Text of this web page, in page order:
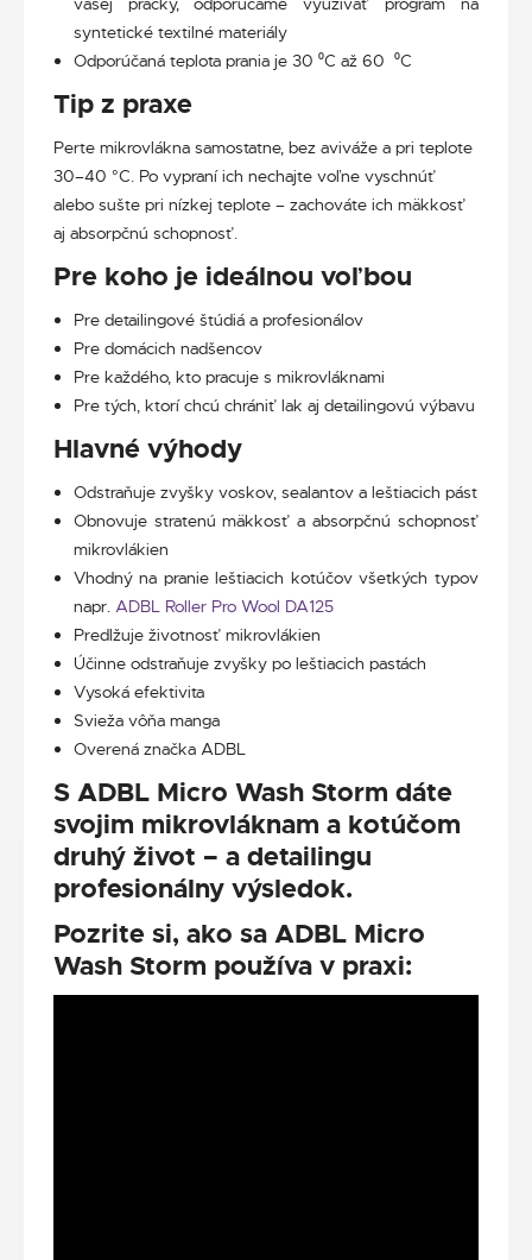
syntetické textilné materiály
Odporúčaná teplota prania je 30 ⁰C až 60 ⁰C
Tip z praxe
Perte mikrovlákna samostatne, bez aviváže a pri teplote
30–40 °C. Po vypraní ich nechajte voľne vyschnúť
alebo sušte pri nízkej teplote – zachováte ich mäkkosť
aj absorpčnú schopnosť.
Pre koho je ideálnou voľbou
Pre detailingové štúdiá a profesionálov
Pre domácich nadšencov
Pre každého, kto pracuje s mikrovláknami
Pre tých, ktorí chcú chrániť lak aj detailingovú výbavu
Hlavné výhody
Odstraňuje zvyšky voskov, sealantov a leštiacich pást
Obnovuje stratenú mäkkosť a absorpčnú schopnosť
mikrovlákien
Vhodný na pranie leštiacich kotúčov všetkých typov
napr. ADBL Roller Pro Wool DA125
Predlžuje životnosť mikrovlákien
Účinne odstraňuje zvyšky po leštiacich pastách
Vysoká efektivita
Svieža vôňa manga
Overená značka ADBL
S ADBL Micro Wash Storm dáte
svojim mikrovláknam a kotúčom
druhý život – a detailingu
profesionálny výsledok.
Pozrite si, ako sa ADBL Micro
Wash Storm používa v praxi: